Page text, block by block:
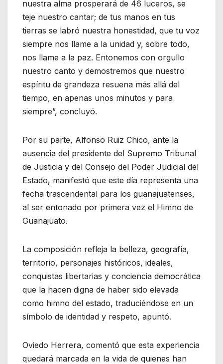
nuestra alma prosperará de 46 luceros, se
teje nuestro cantar; de tus manos en tus
tierras se labró nuestra honestidad, que tu voz
siempre nos llame a la unidad y, sobre todo,
nos llame a la paz. Entonemos con orgullo
nuestro canto y demostremos que nuestro
espíritu de grandeza resuena más allá del
tiempo, en apenas unos minutos y para
siempre”, concluyó.
Por su parte, Alfonso Ruiz Chico, ante la
ausencia del presidente del Supremo Tribunal
de Justicia y del Consejo del Poder Judicial del
Estado, manifestó que este día representa una
fecha trascendental para los guanajuatenses,
al ser entonado por primera vez el Himno de
Guanajuato.
La composición refleja la belleza, geografía,
territorio, personajes históricos, ideales,
conquistas libertarias y conciencia democrática
que la hacen digna de haber sido elevada
como himno del estado, traduciéndose en un
símbolo de identidad y respeto, apuntó.
Oviedo Herrera, comentó que esta experiencia
quedará marcada en la vida de quienes han